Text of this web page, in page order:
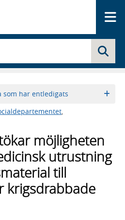
som har entledigats
möjligheten
utrustning
till
krigsdrabbade